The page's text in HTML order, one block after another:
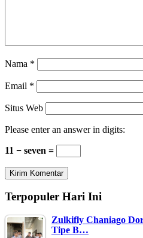
Nama *
Email *
Situs Web
Please enter an answer in digits:
11 − seven =
Terpopuler Hari Ini
Zulkifly Chaniago
Tipe B…